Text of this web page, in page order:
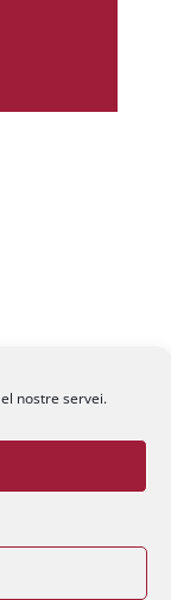
nostre servei.